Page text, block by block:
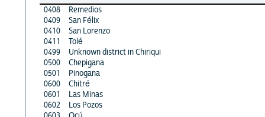
0408
Remedios
0409
San Félix
0410
San Lorenzo
0411
Tolé
0499
Unknown district in Chiriqui
0500
Chepigana
0501
Pinogana
0600
Chitré
0601
Las Minas
0602
Los Pozos